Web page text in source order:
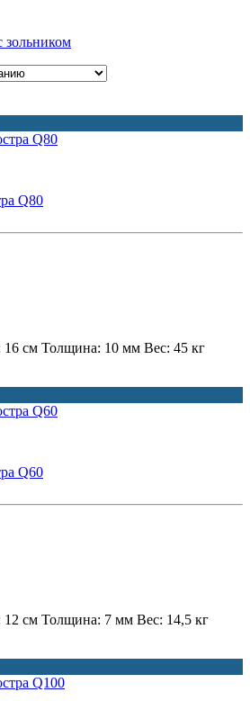
зольником
Q80
см Толщина: 10 мм Вес: 45 кг
Q60
см Толщина: 7 мм Вес: 14,5 кг